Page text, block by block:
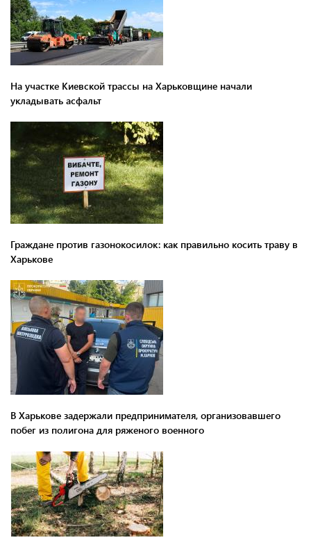
На участке Киевской трассы на Харьковщине начали
укладывать асфальт
Граждане против газонокосилок: как правильно косить траву в
Харькове
В Харькове задержали предпринимателя, организовавшего
побег из полигона для ряженого военного